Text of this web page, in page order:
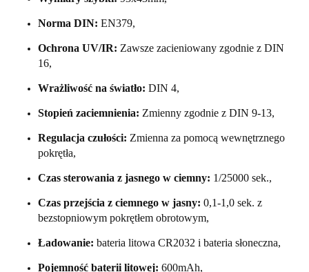
Norma DIN: EN379,
Ochrona UV/IR: Zawsze zacieniowany zgodnie z DIN
16,
Wrażliwość na światło: DIN 4,
Stopień zaciemnienia: Zmienny zgodnie z DIN 9-13,
Regulacja czułości: Zmienna za pomocą wewnętrznego
pokrętła,
Czas sterowania z jasnego w ciemny: 1/25000 sek.,
Czas przejścia z ciemnego w jasny: 0,1-1,0 sek. z
bezstopniowym pokrętłem obrotowym,
Ładowanie: bateria litowa CR2032 i bateria słoneczna,
Pojemność baterii litowej: 600mAh,